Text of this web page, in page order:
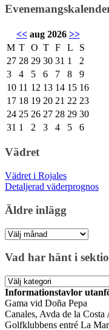
<<aug 2026 >>
M T O T F L
S
27 28 29 30 31 1
2
3
4 5 6 7 8
9
10 11 12 13 14 15 16
17 18 19 20 21 22 23
24 25 26 27 28 29 30
31 1 2 3 4 5 6
Vädret
Vädret i Rojales
Detaljerad väderprognos
Äldre inlägg
Äldre
Vad har hänt i
Vad
har
hänt
i
sektionen
Informationstavlor
Gama vid Doña Pepa
Canales, Avda de la Costa
Golfklubbens entré La